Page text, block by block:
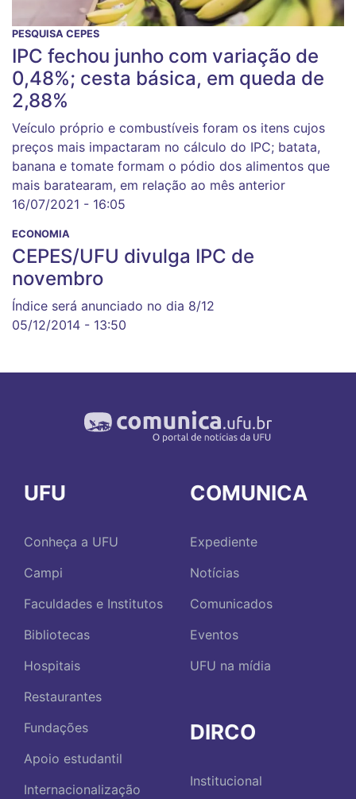
PESQUISA CEPES
IPC fechou junho com variação de
0,48%; cesta básica, em queda de
2,88%
Veículo próprio e combustíveis foram os itens cujos
preços mais impactaram no cálculo do IPC; batata,
banana e tomate formam o pódio dos alimentos que
mais baratearam, em relação ao mês anterior
16/07/2021 - 16:05
ECONOMIA
CEPES/UFU divulga IPC de
novembro
Índice será anunciado no dia 8/12
05/12/2014 - 13:50
UFU
Conheça a UFU
Campi
Faculdades e Institutos
Bibliotecas
Hospitais
Restaurantes
Fundações
Apoio estudantil
Internacionalização
COMUNICA
Expediente
Notícias
Comunicados
Eventos
UFU na mídia
DIRCO
Institucional